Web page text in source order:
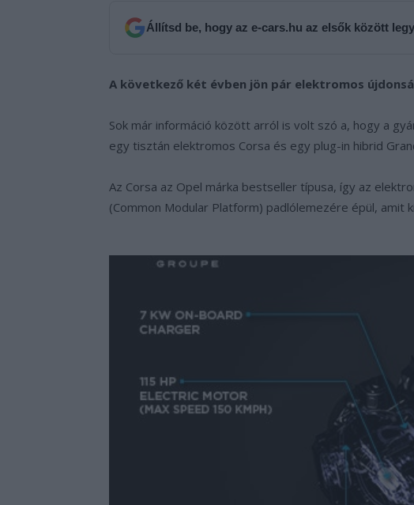
Állítsd be, hogy az e-cars.hu az elsők között
A következő két évben jön pár elektromos
Sok már információ között arról is volt szó a, hogy a
egy tisztán elektromos Corsa és egy plug-in hibrid
Az Corsa az Opel márka bestseller típusa, így az
(Common Modular Platform) padlólemezére épül,